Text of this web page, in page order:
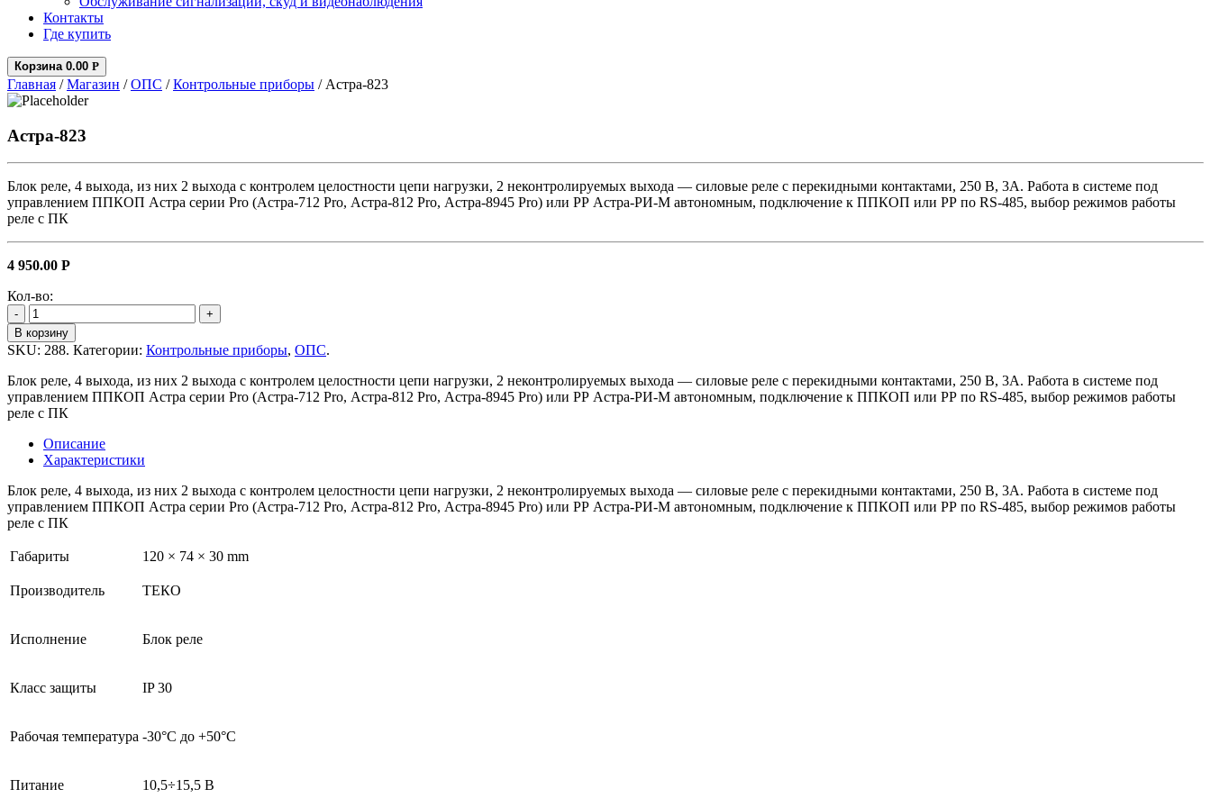
Контакты
Где купить
Корзина 0.00 Р
Главная /Магазин /ОПС /Контрольные приборы / Астра-823
Астра-823
Блок реле, 4 выхода, из них 2 выхода с контролем целостности цепи нагрузки, 2 неконтролируемых выхода — силовые реле с перекидными контактами, 250 В, 3А. Работа в системе под
управлением ППКОП Астра серии Pro (Астра-712 Pro, Астра-812 Pro, Астра-8945 Pro) или РР Астра-РИ-М автономным, подключение к ППКОП или РР по RS-485, выбор режимов работы
реле с ПК
4 950.00 Р
Кол-во:
-
+
В корзину
SKU: 288. Категории: Контрольные приборы, ОПС.
Блок реле, 4 выхода, из них 2 выхода с контролем целостности цепи нагрузки, 2 неконтролируемых выхода — силовые реле с перекидными контактами, 250 В, 3А. Работа в системе под
управлением ППКОП Астра серии Pro (Астра-712 Pro, Астра-812 Pro, Астра-8945 Pro) или РР Астра-РИ-М автономным, подключение к ППКОП или РР по RS-485, выбор режимов работы
реле с ПК
Описание
Характеристики
Блок реле, 4 выхода, из них 2 выхода с контролем целостности цепи нагрузки, 2 неконтролируемых выхода — силовые реле с перекидными контактами, 250 В, 3А. Работа в системе под
управлением ППКОП Астра серии Pro (Астра-712 Pro, Астра-812 Pro, Астра-8945 Pro) или РР Астра-РИ-М автономным, подключение к ППКОП или РР по RS-485, выбор режимов работы
реле с ПК
Габариты 120 × 74 × 30 mm
Производитель ТЕКО
Исполнение Блок реле
Класс защиты IP 30
Рабочая температура -30°С до +50°С
Питание 10,5÷15,5 В